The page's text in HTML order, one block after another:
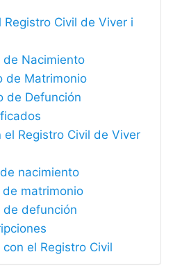
Civil de Viver i
Nacimiento
de Matrimonio
de Defunción
el Registro Civil de Viver
nacimiento
de matrimonio
de defunción
el Registro Civil